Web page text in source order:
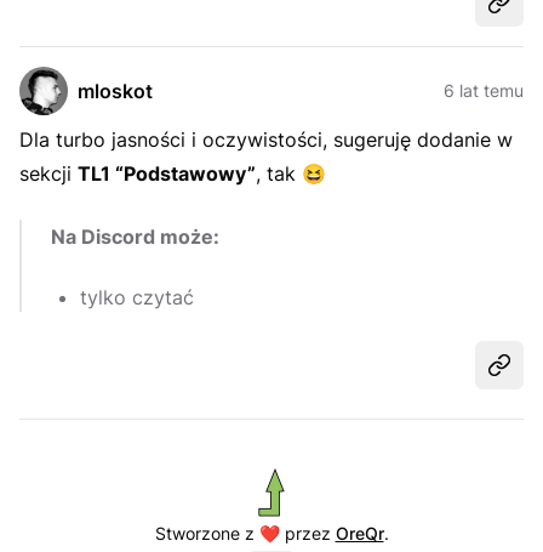
mloskot 6 lat temu
Dla turbo jasności i oczywistości, sugeruję dodanie w
sekcji TL1 “Podstawowy”, tak 😆
Na Discord może:
tylko czytać
Stworzone z ❤️ przez OreQr.